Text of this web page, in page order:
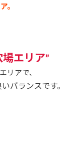
。
場エリア”
リアで、
バランスです。